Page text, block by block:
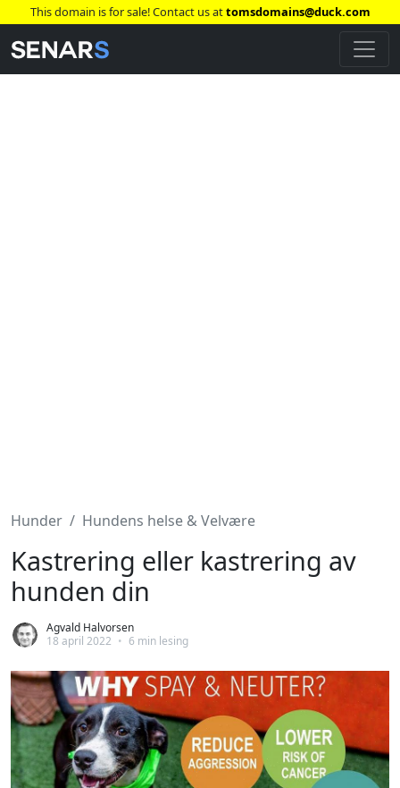
This domain is for sale! Contact us attomsdomains@duck.com
Hunder Hundens helse & Velvære
Kastrering eller kastrering av
hunden din
Agvald Halvorsen
18 april 2022 • 6 min lesing